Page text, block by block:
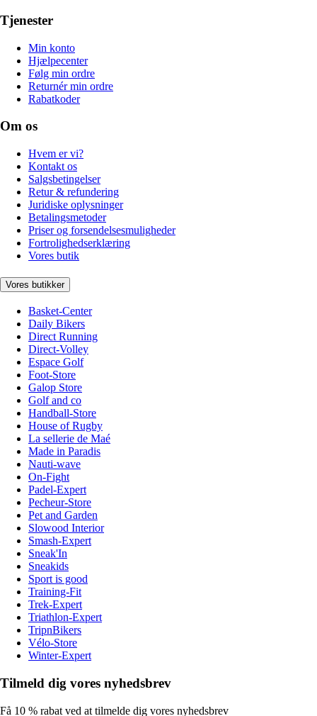
Tjenester
Min konto
Hjælpecenter
Følg min ordre
Returnér min ordre
Rabatkoder
Om os
Hvem er vi?
Kontakt os
Salgsbetingelser
Retur & refundering
Juridiske oplysninger
Betalingsmetoder
Priser og forsendelsesmuligheder
Fortrolighedserklæring
Vores butik
Vores butikker
Basket-Center
Daily Bikers
Direct Running
Direct-Volley
Espace Golf
Foot-Store
Galop Store
Golf and co
Handball-Store
House of Rugby
La sellerie de Maé
Made in Paradis
Nauti-wave
On-Fight
Padel-Expert
Pecheur-Store
Pet and Garden
Slowood Interior
Smash-Expert
Sneak'In
Sneakids
Sport is good
Training-Fit
Trek-Expert
Triathlon-Expert
TripnBikers
Vélo-Store
Winter-Expert
Tilmeld dig vores nyhedsbrev
Få 10 % rabat ved at tilmelde dig vores nyhedsbrev